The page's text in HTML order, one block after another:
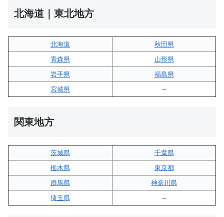
北海道｜東北地方
北海道
秋田県
青森県
山形県
岩手県
福島県
宮城県
–
関東地方
茨城県
千葉県
栃木県
東京都
群馬県
神奈川県
埼玉県
–